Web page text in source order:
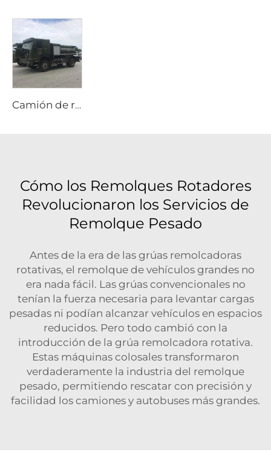
Camión de repostaje de helicópteros todoterreno 4x4 (Sinotruk HOWO Tracción en Todas las Ruedas)
Cómo los Remolques Rotadores
Revolucionaron los Servicios de
Remolque Pesado
Antes de la era de las grúas remolcadoras
rotativas, el remolque de vehículos grandes no
era nada fácil. Las grúas convencionales no
tenían la fuerza necesaria para levantar cargas
pesadas ni podían alcanzar vehículos en espacios
reducidos. Pero todo cambió con la
introducción de la grúa remolcadora rotativa.
Estas máquinas colosales transformaron
verdaderamente la industria del remolque
pesado, permitiendo rescatar con precisión y
facilidad los camiones y autobuses más grandes.